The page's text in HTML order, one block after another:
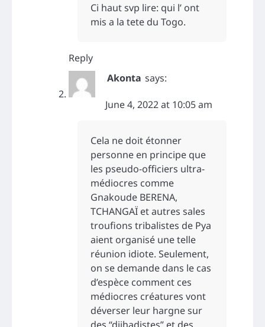
Ci haut svp lire: qui l’ ont
mis a la tete du Togo.
Reply
Akonta says:
June 4, 2022 at 10:05 am
Cela ne doit étonner
personne en principe que
les pseudo-officiers ultra-
médiocres comme
Gnakoude BERENA,
TCHANGAÏ et autres sales
troufions tribalistes de Pya
aient organisé une telle
réunion idiote. Seulement,
on se demande dans le cas
d’espèce comment ces
médiocres créatures vont
déverser leur hargne sur
des “djihadistes” et des